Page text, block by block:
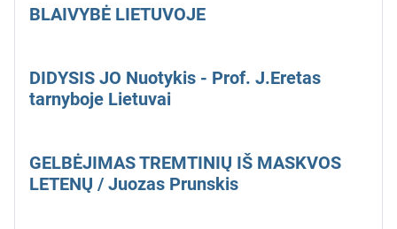
BLAIVYBĖ LIETUVOJE
DIDYSIS JO Nuotykis - Prof. J.Eretas
tarnyboje Lietuvai
GELBĖJIMAS TREMTINIŲ IŠ MASKVOS
LETENŲ / Juozas Prunskis